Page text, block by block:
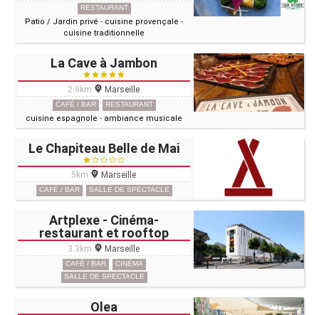
RESTAURANT
Patio / Jardin privé - cuisine provençale -
cuisine traditionnelle
La Cave à Jambon
2.9km Marseille
CAFÉ / BAR RESTAURANT
cuisine espagnole - ambiance musicale
Le Chapiteau Belle de Mai
5km Marseille
CAFÉ / BAR SALLE DE SPECTACLE
Artplexe - Cinéma-
restaurant et rooftop
3.3km Marseille
CAFÉ / BAR
CINÉMA
SALLE DE SPECTACLE
Olea